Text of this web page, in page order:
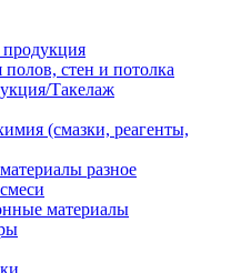
продукция
стен и потолка
Такелаж
(смазки, реагенты,
разное
материалы